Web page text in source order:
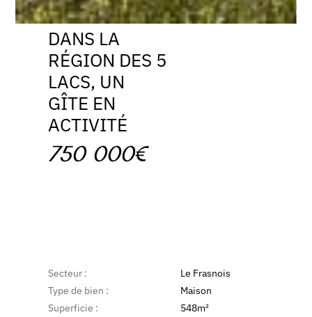
DANS LA
RÉGION DES 5
LACS, UN
GÎTE EN
ACTIVITÉ
750 000€
Secteur :
Type de bien :
Superficie :
Le Frasnois
Maison
548m²